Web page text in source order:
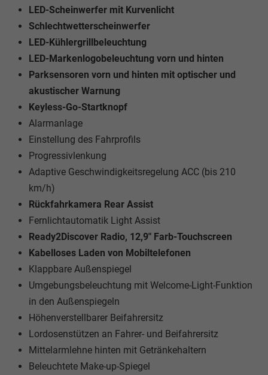
LED-Scheinwerfer mit Kurvenlicht
Schlechtwetterscheinwerfer
LED-Kühlergrillbeleuchtung
LED-Markenlogobeleuchtung vorn und hinten
Parksensoren vorn und hinten mit optischer und
akustischer Warnung
Keyless-Go-Startknopf
Alarmanlage
Einstellung des Fahrprofils
Progressivlenkung
Adaptive Geschwindigkeitsregelung ACC (bis 210
km/h)
Rückfahrkamera Rear Assist
Fernlichtautomatik Light Assist
Ready2Discover Radio, 12,9" Farb-Touchscreen
Kabelloses Laden von Mobiltelefonen
Klappbare Außenspiegel
Umgebungsbeleuchtung mit Welcome-Light-Funktion
in den Außenspiegeln
Höhenverstellbarer Beifahrersitz
Lordosenstützen an Fahrer- und Beifahrersitz
Mittelarmlehne hinten mit Getränkehaltern
Beleuchtete Make-up-Spiegel